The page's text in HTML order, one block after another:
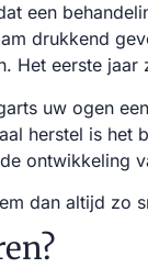
een
drukkend
Het eerste
uw ogen
herstel is het
ontwikkeling
dan altijd zo